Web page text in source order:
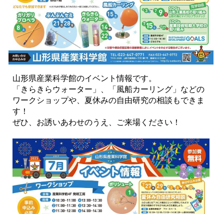
山形県産業科学館のイベント情報です。
「きらきらウォーター」、「風船カーリング」などの
ワークショップや、夏休みの自由研究の相談もできま
す！
ぜひ、お誘いあわせのうえ、ご来場ください！